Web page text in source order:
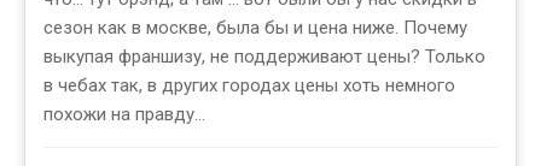
сезон как в москве, была бы и цена ниже. Почему
выкупая франшизу, не поддерживают цены? Только
в чебах так, в других городах цены хоть немного
похожи на правду...